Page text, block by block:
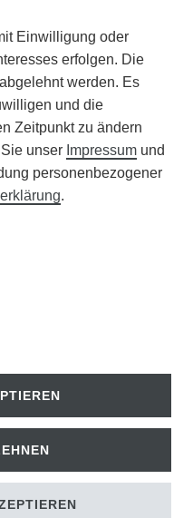
vorbehalten.
Einwilligung oder
erfolgen. Die
werden. Es
und die
Zeitpunkt zu ändern
unser Impressum und
personenbezogener
.